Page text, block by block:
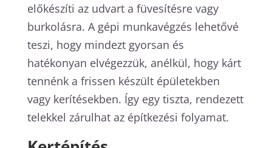
előkészíti az udvart a füvesítésre vagy
burkolásra. A gépi munkavégzés lehetővé
teszi, hogy mindezt gyorsan és
hatékonyan elvégezzük, anélkül, hogy kárt
tennénk a frissen készült épületekben
vagy kerítésekben. Így egy tiszta, rendezett
telekkel zárulhat az építkezési folyamat.